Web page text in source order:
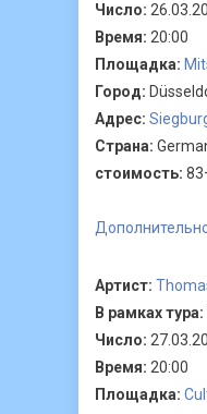
Число:
Время: 20:00
Площадка:
Город:
Адрес:
Страна:
стоимость:
Артист:
В рамках тура:
Число:
Время: 20:00
Площадка: